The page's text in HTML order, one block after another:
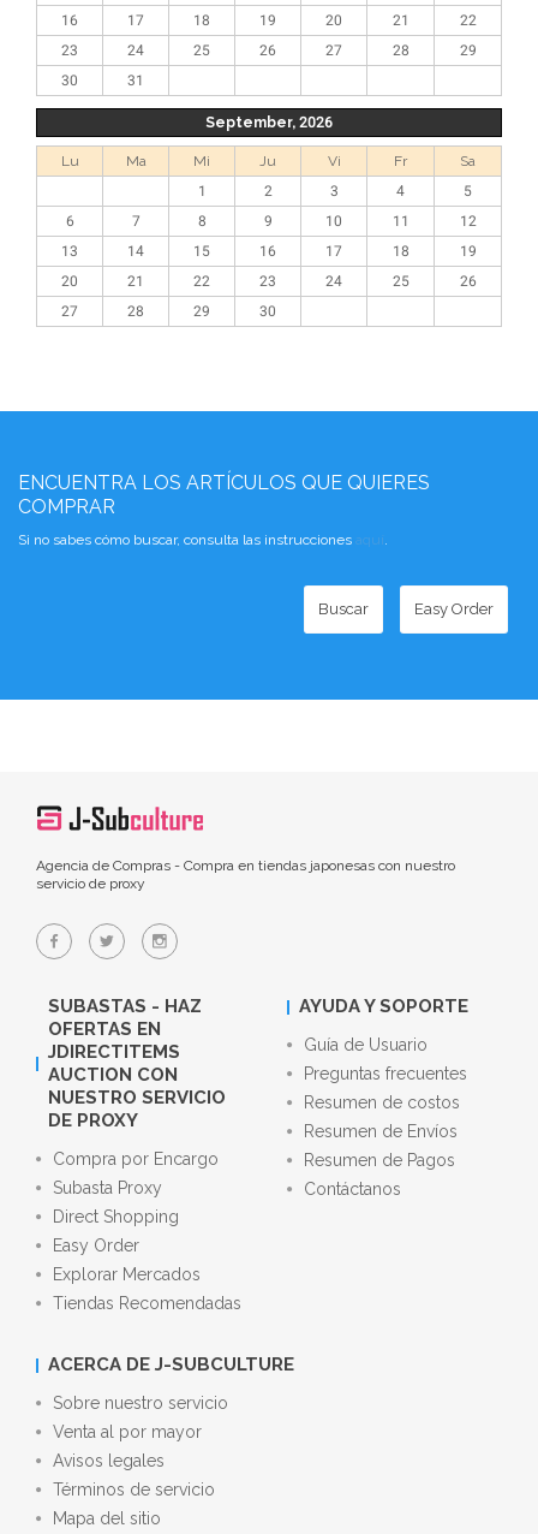
16
17 18 19 20 21
22
23
24 25 26 27 28
29
30
31
September, 2026
Lu Ma Mi Ju Vi Fr
Sa
1
2 3 4
5
6
7 8 9 10 11
12
13
14 15 16 17 18
19
20
21 22 23 24 25
26
27
28 29 30
ENCUENTRA LOS ARTÍCULOS QUE QUIERES
COMPRAR
Si no sabes cómo buscar, consulta las instrucciones aquí.
Buscar Easy Order
Agencia de Compras - Compra en tiendas japonesas con nuestro
servicio de proxy
SUBASTAS - HAZ
OFERTAS EN
JDIRECTITEMS
AUCTION CON
NUESTRO SERVICIO
DE PROXY
Compra por Encargo
Subasta Proxy
Direct Shopping
Easy Order
Explorar Mercados
Tiendas Recomendadas
AYUDA Y SOPORTE
Guía de Usuario
Preguntas frecuentes
Resumen de costos
Resumen de Envíos
Resumen de Pagos
Contáctanos
ACERCA DE J-SUBCULTURE
Sobre nuestro servicio
Venta al por mayor
Avisos legales
Términos de servicio
Mapa del sitio